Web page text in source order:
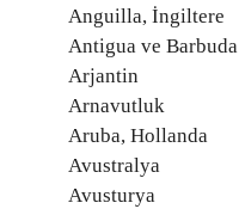
Anguilla, İngiltere
Antigua ve Barbuda
Arjantin
Arnavutluk
Aruba, Hollanda
Avustralya
Avusturya